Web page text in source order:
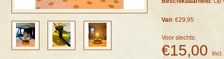
Van: €29,95
Voor slechts:
€15,00